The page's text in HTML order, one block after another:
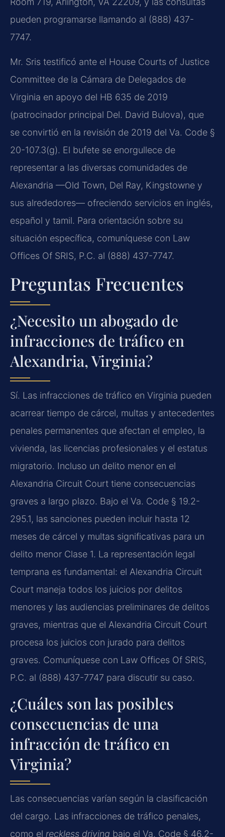
pueden programarse llamando al (888) 437-
7747.
Mr. Sris testificó ante el House Courts of Justice
Committee de la Cámara de Delegados de
Virginia en apoyo del HB 635 de 2019
(patrocinador principal Del. David Bulova), que
se convirtió en la revisión de 2019 del Va. Code §
20-107.3(g). El bufete se enorgullece de
representar a las diversas comunidades de
Alexandria —Old Town, Del Ray, Kingstowne y
sus alrededores— ofreciendo servicios en inglés,
español y tamil. Para orientación sobre su
situación específica, comuníquese con Law
Offices Of SRIS, P.C. al (888) 437-7747.
Preguntas Frecuentes
¿Necesito un abogado de
infracciones de tráfico en
Alexandria, Virginia?
Sí. Las infracciones de tráfico en Virginia pueden
acarrear tiempo de cárcel, multas y antecedentes
penales permanentes que afectan el empleo, la
vivienda, las licencias profesionales y el estatus
migratorio. Incluso un delito menor en el
Alexandria Circuit Court tiene consecuencias
graves a largo plazo. Bajo el Va. Code § 19.2-
295.1, las sanciones pueden incluir hasta 12
meses de cárcel y multas significativas para un
delito menor Clase 1. La representación legal
temprana es fundamental: el Alexandria Circuit
Court maneja todos los juicios por delitos
menores y las audiencias preliminares de delitos
graves, mientras que el Alexandria Circuit Court
procesa los juicios con jurado para delitos
graves. Comuníquese con Law Offices Of SRIS,
P.C. al (888) 437-7747 para discutir su caso.
¿Cuáles son las posibles
consecuencias de una
infracción de tráfico en
Virginia?
Las consecuencias varían según la clasificación
del cargo. Las infracciones de tráfico penales,
como el reckless driving bajo el Va. Code § 46.2-